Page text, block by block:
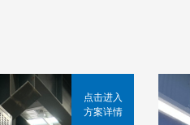
点击进入
方案详情